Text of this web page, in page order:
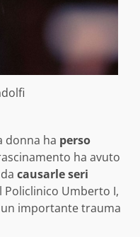
donna ha perso
ha avuto
causarle seri
Policlinico Umberto I,
importante trauma